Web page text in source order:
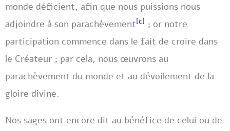
monde déficient, afin que nous puissions nous
adjoindre à son parachèvement[c] ; or notre
participation commence dans le fait de croire dans
le Créateur ; par cela, nous œuvrons au
parachèvement du monde et au dévoilement de la
gloire divine.
Nos sages ont encore dit au bénéfice de celui ou de